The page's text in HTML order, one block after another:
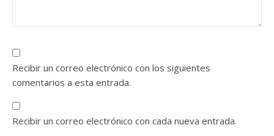
Recibir un correo electrónico con los siguientes
comentarios a esta entrada.
Recibir un correo electrónico con cada nueva entrada.